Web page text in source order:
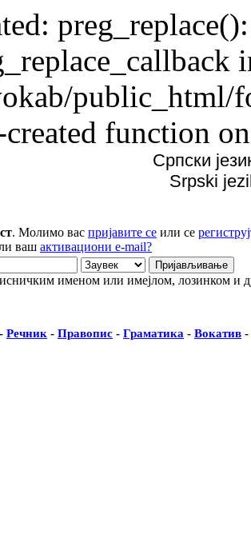
public_html/
function
Српски
Srpski
. Молимо вас пријавите се или се
ваш активациони e-mail?
именом или имејлом, лозинком и
- Речник - Правопис - Граматика - Вокатив -